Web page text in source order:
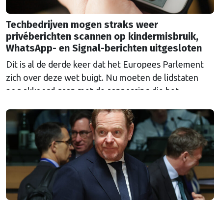
Techbedrijven mogen straks weer
privéberichten scannen op kindermisbruik,
WhatsApp- en Signal-berichten uitgesloten
Dit is al de derde keer dat het Europees Parlement
zich over deze wet buigt. Nu moeten de lidstaten
nog akkoord gaan met de aanpassing die het